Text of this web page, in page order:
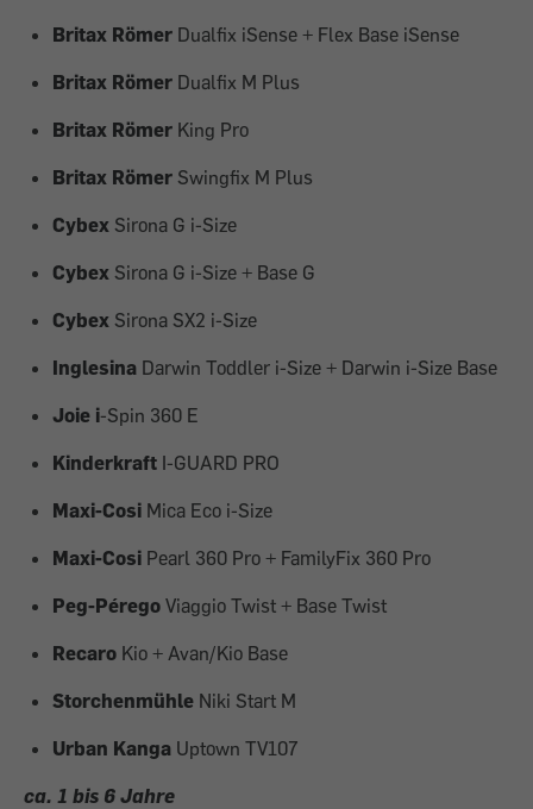
Britax Römer Dualfix iSense + Flex Base iSense
Britax Römer Dualfix M Plus
Britax Römer King Pro
Britax Römer Swingfix M Plus
Cybex Sirona G i-Size
Cybex Sirona G i-Size + Base G
Cybex Sirona SX2 i-Size
Inglesina Darwin Toddler i-Size + Darwin i-Size Base
Joie i-Spin 360 E
Kinderkraft I-GUARD PRO
Maxi-Cosi Mica Eco i-Size
Maxi-Cosi Pearl 360 Pro + FamilyFix 360 Pro
Peg-Pérego Viaggio Twist + Base Twist
Recaro Kio + Avan/Kio Base
Storchenmühle Niki Start M
Urban Kanga Uptown TV107
ca. 1 bis 6 Jahre